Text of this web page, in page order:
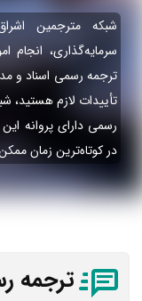
شبکه مترجمین
سرمایه‌گذاری، انجام
ترجمه رسمی اسناد و
تأییدات لازم هستید،
رسمی دارای پروانه
در کوتاه‌ترین زمان
ترجمه